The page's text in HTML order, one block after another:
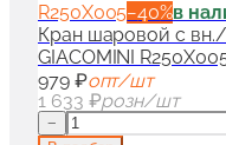
R250X005−40%в
Кран шаровой с вн./
GIACOMINI
979 ₽опт/шт
1 633 ₽розн/шт
−